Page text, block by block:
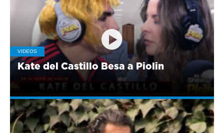
VIDEOS
Kate del Castillo Besa a Piolin